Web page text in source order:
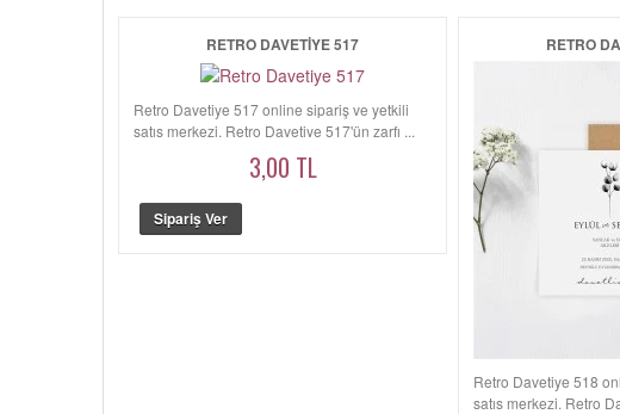
RETRO DAVETIYE 517
Retro Davetiye 517 online sipariş ve yetkili
satış merkezi. Retro Davetiye 517'ün zarfı ...
3,00 TL
RETRO
Retro Davetiye 518
satış merkezi. Retro